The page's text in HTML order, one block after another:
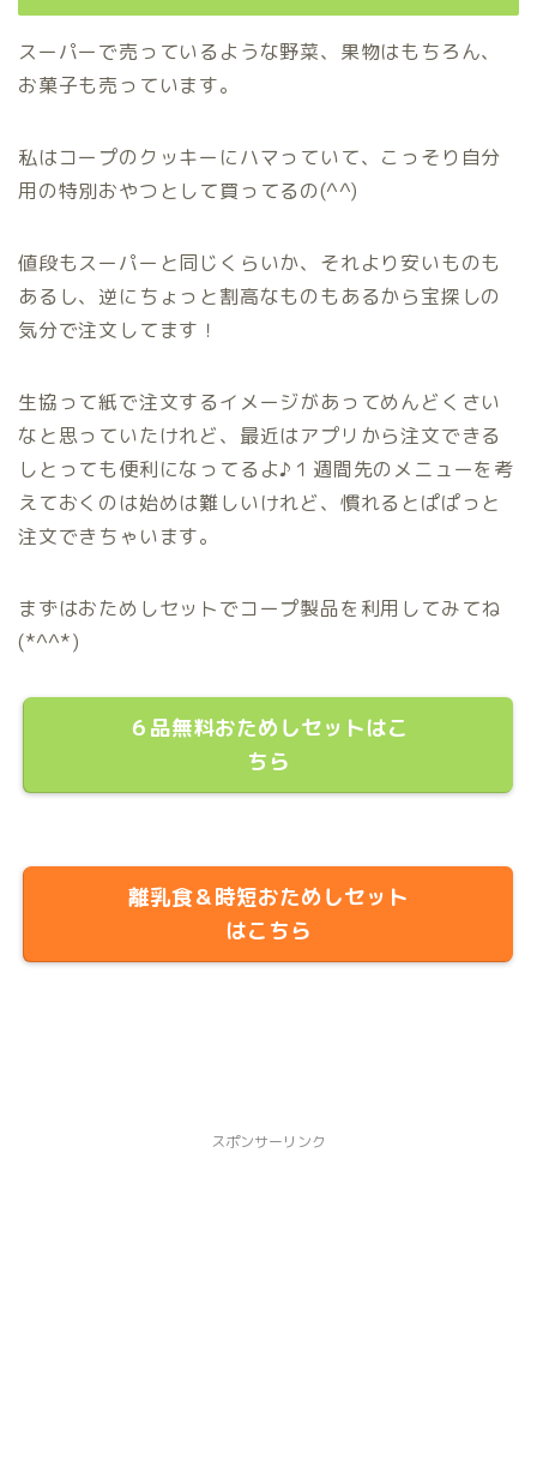
スーパーで売っているような野菜、果物はもちろん、
お菓子も売っています。
私はコープのクッキーにハマっていて、こっそり自分
用の特別おやつとして買ってるの(^^)
値段もスーパーと同じくらいか、それより安いものも
あるし、逆にちょっと割高なものもあるから宝探しの
気分で注文してます！
生協って紙で注文するイメージがあってめんどくさい
なと思っていたけれど、最近はアプリから注文できる
しとっても便利になってるよ♪１週間先のメニューを考
えておくのは始めは難しいけれど、慣れるとぱぱっと
注文できちゃいます。
まずはおためしセットでコープ製品を利用してみてね
(*^^*)
６品無料おためしセットはこ
ちら
離乳食＆時短おためしセット
はこちら
スポンサーリンク